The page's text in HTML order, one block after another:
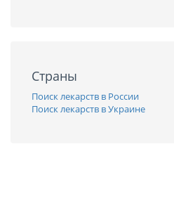
Страны
Поиск лекарств в России
Поиск лекарств в Украине